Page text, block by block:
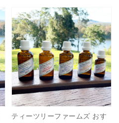
ティーツリーファームズ おす